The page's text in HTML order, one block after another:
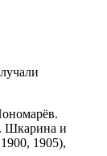
Шкарина и
1905),